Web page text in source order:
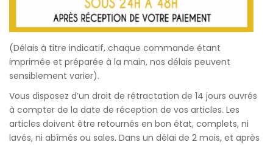
(Délais à titre indicatif, chaque commande étant
imprimée et préparée à la main, nos délais peuvent
sensiblement varier).
Vous disposez d’un droit de rétractation de 14 jours ouvrés
à compter de la date de réception de vos articles. Les
articles doivent être retournés en bon état, complets, ni
lavés, ni abîmés ou sales. Dans un délai de 2 mois, et après